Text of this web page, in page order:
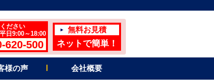
ださい
日9:00～18:00
620-500
無料お見積
ネットで簡単！
様の声 会社概要